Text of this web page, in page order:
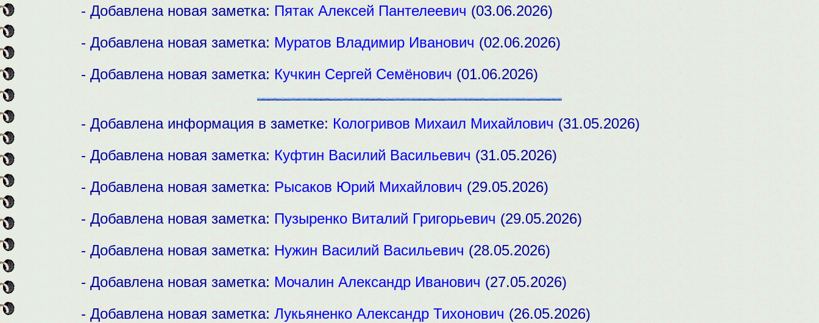
- Добавлена новая заметка: Пятак Алексей Пантелеевич (03.06.2026)
- Добавлена новая заметка: Муратов Владимир Иванович (02.06.2026)
- Добавлена новая заметка: Кучкин Сергей Семёнович (01.06.2026)
- Добавлена информация в заметке: Кологривов Михаил Михайлович (31.05.2026)
- Добавлена новая заметка: Куфтин Василий Васильевич (31.05.2026)
- Добавлена новая заметка: Рысаков Юрий Михайлович (29.05.2026)
- Добавлена новая заметка: Пузыренко Виталий Григорьевич (29.05.2026)
- Добавлена новая заметка: Нужин Василий Васильевич (28.05.2026)
- Добавлена новая заметка: Мочалин Александр Иванович (27.05.2026)
- Добавлена новая заметка: Лукьяненко Александр Тихонович (26.05.2026)